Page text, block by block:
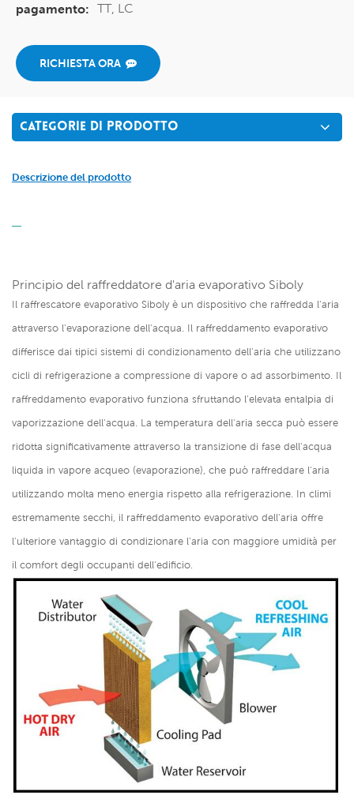
pagamento: TT, LC
RICHIESTA ORA
CATEGORIE DI PRODOTTO
Descrizione del prodotto
Principio del raffreddatore d'aria evaporativo Siboly
Il raffrescatore evaporativo Siboly è un dispositivo che raffredda l'aria
attraverso l'evaporazione dell'acqua. Il raffreddamento evaporativo
differisce dai tipici sistemi di condizionamento dell'aria che utilizzano
cicli di refrigerazione a compressione di vapore o ad assorbimento. Il
raffreddamento evaporativo funziona sfruttando l'elevata entalpia di
vaporizzazione dell'acqua. La temperatura dell'aria secca può essere
ridotta significativamente attraverso la transizione di fase dell'acqua
liquida in vapore acqueo (evaporazione), che può raffreddare l'aria
utilizzando molta meno energia rispetto alla refrigerazione. In climi
estremamente secchi, il raffreddamento evaporativo dell'aria offre
l'ulteriore vantaggio di condizionare l'aria con maggiore umidità per
il comfort degli occupanti dell'edificio.